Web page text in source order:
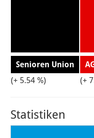
Senioren Union
(+ 5.54 %)
(+
Statistiken